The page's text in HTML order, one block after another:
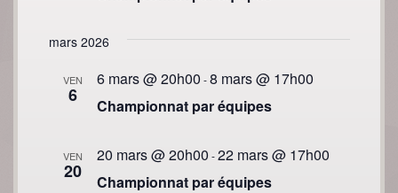
mars 2026
VEN
6 Championnat par équipes
6 mars @ 20h00 -8 mars @ 17h00
VEN
20 Championnat par équipes
20 mars @ 20h00 -22 mars @ 17h00